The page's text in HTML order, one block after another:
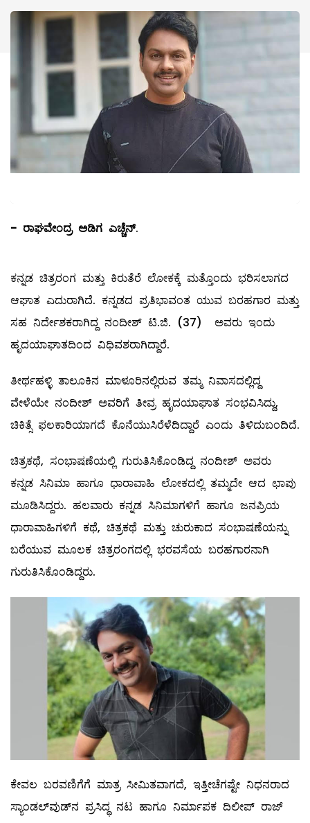
- ರಾಘವೇಂದ್ರ ಅಡಿಗ ಎಚ್ಚೆನ್.
ಕನ್ನಡ ಚಿತ್ರರಂಗ ಮತ್ತು ಕಿರುತೆರೆ ಲೋಕಕ್ಕೆ ಮತ್ತೊಂದು ಭರಿಸಲಾಗದ
ಆಘಾತ ಎದುರಾಗಿದೆ. ಕನ್ನಡದ ಪ್ರತಿಭಾವಂತ ಯುವ ಬರಹಗಾರ ಮತ್ತು
ಸಹ ನಿರ್ದೇಶಕರಾಗಿದ್ದ ನಂದೀಶ್ ಟಿ.ಜಿ. (37) ಅವರು ಇಂದು
ಹೃದಯಾಘಾತದಿಂದ ವಿಧಿವಶರಾಗಿದ್ದಾರೆ.
ತೀರ್ಥಹಳ್ಳಿ ತಾಲೂಕಿನ ಮಾಳೂರಿನಲ್ಲಿರುವ ತಮ್ಮ ನಿವಾಸದಲ್ಲಿದ್ದ
ವೇಳೆಯೇ ನಂದೀಶ್ ಅವರಿಗೆ ತೀವ್ರ ಹೃದಯಾಘಾತ ಸಂಭವಿಸಿದ್ದು,
ಚಿಕಿತ್ಸೆ ಫಲಕಾರಿಯಾಗದೆ ಕೊನೆಯುಸಿರೆಳೆದಿದ್ದಾರೆ ಎಂದು ತಿಳಿದುಬಂದಿದೆ.
ಚಿತ್ರಕಥೆ, ಸಂಭಾಷಣೆಯಲ್ಲಿ ಗುರುತಿಸಿಕೊಂಡಿದ್ದ ನಂದೀಶ್ ಅವರು
ಕನ್ನಡ ಸಿನಿಮಾ ಹಾಗೂ ಧಾರಾವಾಹಿ ಲೋಕದಲ್ಲಿ ತಮ್ಮದೇ ಆದ ಛಾಪು
ಮೂಡಿಸಿದ್ದರು. ಹಲವಾರು ಕನ್ನಡ ಸಿನಿಮಾಗಳಿಗೆ ಹಾಗೂ ಜನಪ್ರಿಯ
ಧಾರಾವಾಹಿಗಳಿಗೆ ಕಥೆ, ಚಿತ್ರಕಥೆ ಮತ್ತು ಚುರುಕಾದ ಸಂಭಾಷಣೆಯನ್ನು
ಬರೆಯುವ ಮೂಲಕ ಚಿತ್ರರಂಗದಲ್ಲಿ ಭರವಸೆಯ ಬರಹಗಾರನಾಗಿ
ಗುರುತಿಸಿಕೊಂಡಿದ್ದರು.
ಕೇವಲ ಬರವಣಿಗೆಗೆ ಮಾತ್ರ ಸೀಮಿತವಾಗದೆ, ಇತ್ತೀಚೆಗಷ್ಟೇ ನಿಧನರಾದ
ಸ್ಯಾಂಡಲ್‌ವುಡ್‌ನ ಪ್ರಸಿದ್ಧ ನಟ ಹಾಗೂ ನಿರ್ಮಾಪಕ ದಿಲೀಪ್ ರಾಜ್